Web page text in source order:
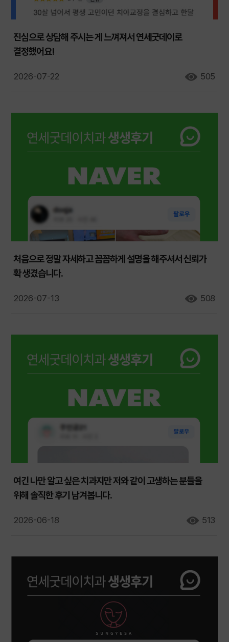
진심으로 상담해 주시는 게 느껴져서 연세굿데이로
결정했어요!
2026-07-22 505
처음으로 정말 자세하고 꼼꼼하게 설명을 해주셔서 신뢰가
확 생겼습니다.
2026-07-13 508
여긴 나만 알고 싶은 치과지만 저와 같이 고생하는 분들을
위해 솔직한 후기 남겨봅니다.
2026-06-18 513